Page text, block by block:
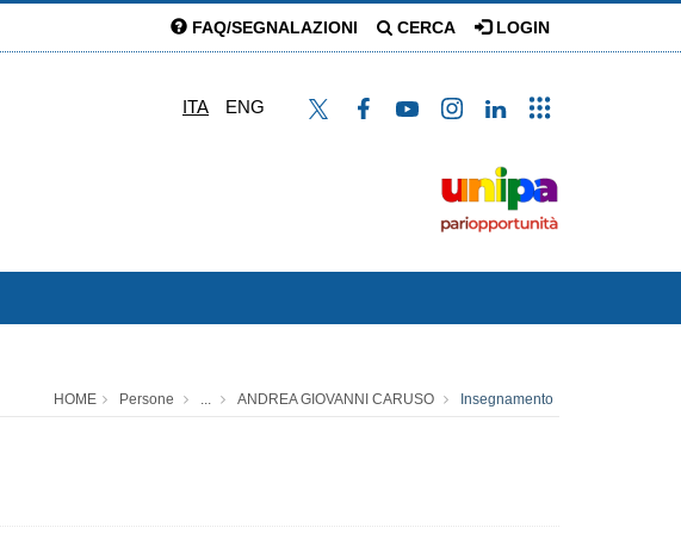
FAQ/SEGNALAZIONI CERCA LOGIN
ITA ENG
HOME Persone ... ANDREA GIOVANNI CARUSO Insegnamento